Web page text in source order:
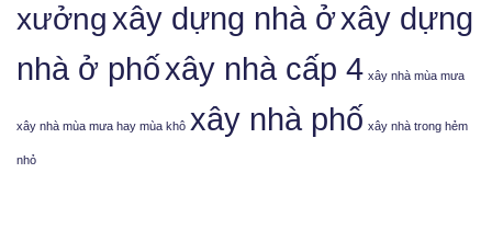
xưởngxây dựng nhà ởxây dựng
nhà ở phốxây nhà cấp 4 xây nhà mùa mưa
xây nhà mùa mưa hay mùa khô xây nhà phố xây nhà trong hẻm
nhỏ